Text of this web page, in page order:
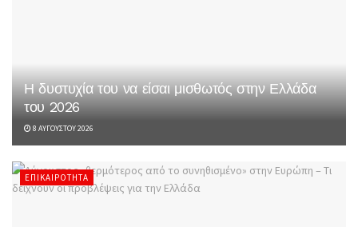
Η δυστυχία του να είσαι μισθωτός στην Ελλάδα
του 2026
8 ΑΥΓΟΎΣΤΟΥ 2026
ΕΠΙΚΑΙΡΌΤΗΤΑ